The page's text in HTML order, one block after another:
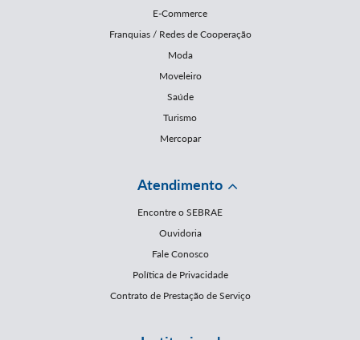
E-Commerce
Franquias / Redes de Cooperação
Moda
Moveleiro
Saúde
Turismo
Mercopar
Atendimento
Encontre o SEBRAE
Ouvidoria
Fale Conosco
Política de Privacidade
Contrato de Prestação de Serviço